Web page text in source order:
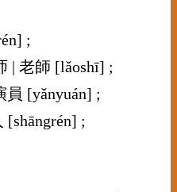
;
| 老師 [lǎoshī] ;
員 [yǎnyuán] ;
[shāngrén] ;